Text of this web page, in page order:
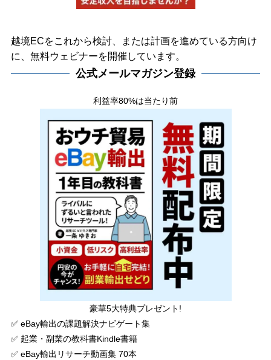
越境ECをこれから検討、または計画を進めている方向け
に、無料ウェビナーを開催しています。
公式メールマガジン登録
利益率80%は当たり前
豪華5大特典プレゼント!
✅ eBay輸出の課題解決ナビゲート集
✅ 起業・副業の教科書Kindle書籍
✅ eBay輸出リサーチ動画集 70本